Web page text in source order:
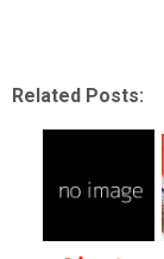
Related Posts: